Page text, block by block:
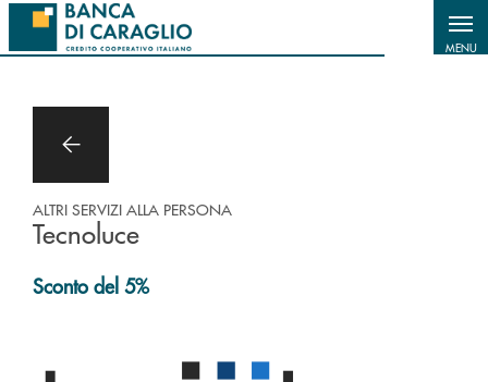
Salta al contenuto principale
MENU
ALTRI SERVIZI ALLA PERSONA
Tecnoluce
Sconto del 5%